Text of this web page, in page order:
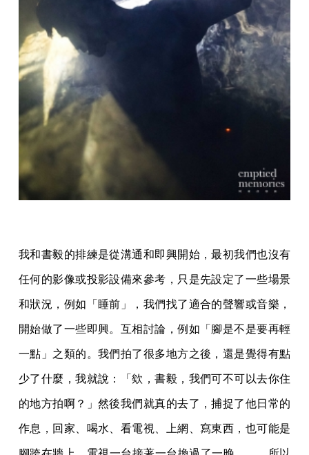
我和書毅的排練是從溝通和即興開始，最初我們也沒有
任何的影像或投影設備來參考，只是先設定了一些場景
和狀況，例如「睡前」，我們找了適合的聲響或音樂，
開始做了一些即興。互相討論，例如「腳是不是要再輕
一點」之類的。我們拍了很多地方之後，還是覺得有點
少了什麼，我就說：「欸，書毅，我們可不可以去你住
的地方拍啊？」然後我們就真的去了，捕捉了他日常的
作息，回家、喝水、看電視、上網、寫東西，也可能是